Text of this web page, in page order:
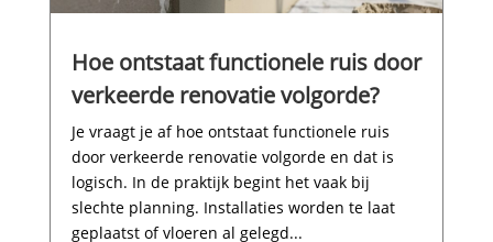
Hoe ontstaat functionele ruis door
verkeerde renovatie volgorde?
Je vraagt je af hoe ontstaat functionele ruis
door verkeerde renovatie volgorde en dat is
logisch.​ In de praktijk begint het vaak bij
slechte planning.​ Installaties worden te laat
geplaatst of vloeren al gelegd...